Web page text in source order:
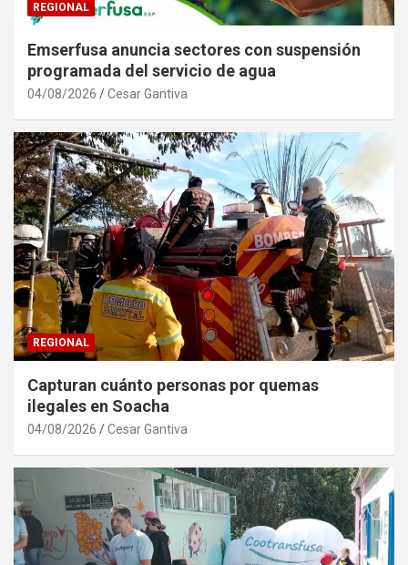
REGIONAL
Emserfusa anuncia sectores con suspensión
programada del servicio de agua
04/08/2026 Cesar Gantiva
REGIONAL
Capturan cuánto personas por quemas
ilegales en Soacha
04/08/2026 Cesar Gantiva